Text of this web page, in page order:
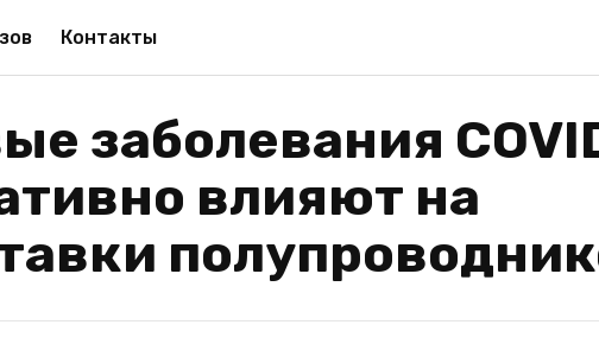
Контакты
заболевания
влияют на